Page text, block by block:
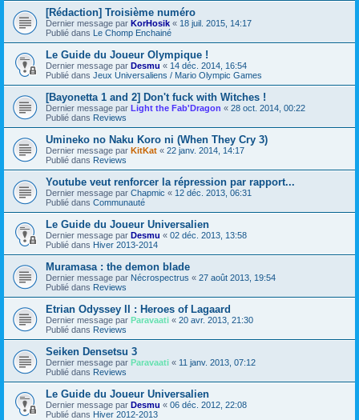
[Rédaction] Troisième numéro
Dernier message par KorHosik « 18 juil. 2015, 14:17
Publié dans Le Chomp Enchainé
Le Guide du Joueur Olympique !
Dernier message par Desmu « 14 déc. 2014, 16:54
Publié dans Jeux Universaliens / Mario Olympic Games
[Bayonetta 1 and 2] Don't fuck with Witches !
Dernier message par Light the Fab'Dragon « 28 oct. 2014, 00:22
Publié dans Reviews
Umineko no Naku Koro ni (When They Cry 3)
Dernier message par KitKat « 22 janv. 2014, 14:17
Publié dans Reviews
Youtube veut renforcer la répression par rapport...
Dernier message par Chapmic « 12 déc. 2013, 06:31
Publié dans Communauté
Le Guide du Joueur Universalien
Dernier message par Desmu « 02 déc. 2013, 13:58
Publié dans Hiver 2013-2014
Muramasa : the demon blade
Dernier message par Nécrospectrus « 27 août 2013, 19:54
Publié dans Reviews
Etrian Odyssey II : Heroes of Lagaard
Dernier message par Paravaati « 20 avr. 2013, 21:30
Publié dans Reviews
Seiken Densetsu 3
Dernier message par Paravaati « 11 janv. 2013, 07:12
Publié dans Reviews
Le Guide du Joueur Universalien
Dernier message par Desmu « 06 déc. 2012, 22:08
Publié dans Hiver 2012-2013